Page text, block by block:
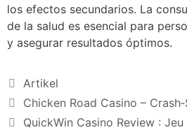
los efectos secundarios. La
de la salud es esencial para
y asegurar resultados óptimos.
Artikel
Chicken Road Casino –
QuickWin Casino Review :